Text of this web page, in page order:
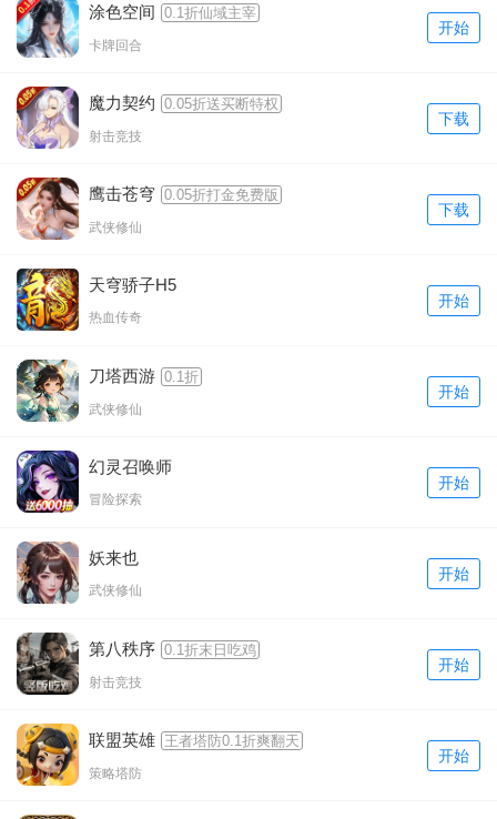
涂色空间 0.1折仙域主宰
卡牌回合
开始
魔力契约 0.05折送买断特权
射击竞技
下载
鹰击苍穹 0.05折打金免费版
武侠修仙
下载
天穹骄子H5
热血传奇
开始
刀塔西游 0.1折
武侠修仙
开始
幻灵召唤师
冒险探索
开始
妖来也
武侠修仙
开始
第八秩序 0.1折末日吃鸡
射击竞技
开始
联盟英雄 王者塔防0.1折爽翻天
策略塔防
开始